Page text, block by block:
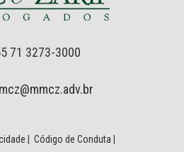
71 3273-3000
Código de Conduta